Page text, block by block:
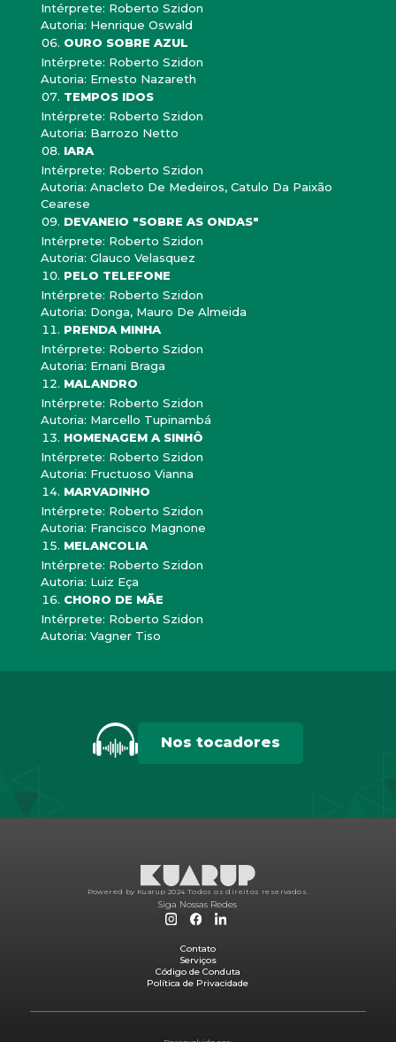
Intérprete: Roberto Szidon
Autoria: Henrique Oswald
OURO SOBRE AZUL
Intérprete: Roberto Szidon
Autoria: Ernesto Nazareth
TEMPOS IDOS
Intérprete: Roberto Szidon
Autoria: Barrozo Netto
IARA
Intérprete: Roberto Szidon
Autoria: Anacleto De Medeiros, Catulo Da Paixão
Cearese
DEVANEIO "SOBRE AS ONDAS"
Intérprete: Roberto Szidon
Autoria: Glauco Velasquez
PELO TELEFONE
Intérprete: Roberto Szidon
Autoria: Donga, Mauro De Almeida
PRENDA MINHA
Intérprete: Roberto Szidon
Autoria: Ernani Braga
MALANDRO
Intérprete: Roberto Szidon
Autoria: Marcello Tupinambá
HOMENAGEM A SINHÔ
Intérprete: Roberto Szidon
Autoria: Fructuoso Vianna
MARVADINHO
Intérprete: Roberto Szidon
Autoria: Francisco Magnone
MELANCOLIA
Intérprete: Roberto Szidon
Autoria: Luiz Eça
CHORO DE MÃE
Intérprete: Roberto Szidon
Autoria: Vagner Tiso
Nos tocadores
Powered by Kuarup 2024. Todos os direitos reservados.
Siga Nossas Redes
Contato
Serviços
Código de Conduta
Política de Privacidade